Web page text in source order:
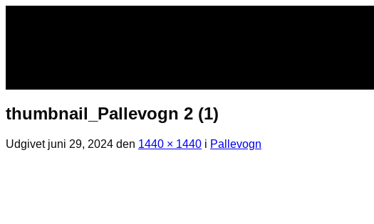
thumbnail_Pallevogn 2 (1)
Udgivet juni 29, 2024 den 1440 × 1440 i Pallevogn